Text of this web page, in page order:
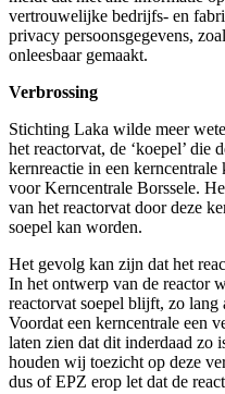
vertrouwelijke bedrijfs- en
privacy persoonsgegevens,
onleesbaar gemaakt.
Verbrossing
Stichting Laka wilde meer
het reactorvat, de ‘koepel’ die
kernreactie in een
voor Kerncentrale Borssele.
van het reactorvat door deze
soepel kan worden.
Het gevolg kan zijn dat het
In het ontwerp van de reactor
reactorvat soepel blijft, zo
Voordat een kerncentrale een
laten zien dat dit inderdaad zo
houden wij toezicht op deze
dus of EPZ erop let dat de